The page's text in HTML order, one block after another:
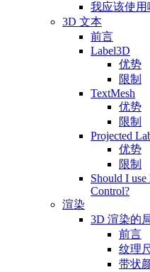
我应该使用
3D 文本
前言
Label3D
优势
限制
TextMesh
优势
限制
Projected
优势
限制
Should I
Control?
渲染
3D 渲染的
前言
纹理
带状